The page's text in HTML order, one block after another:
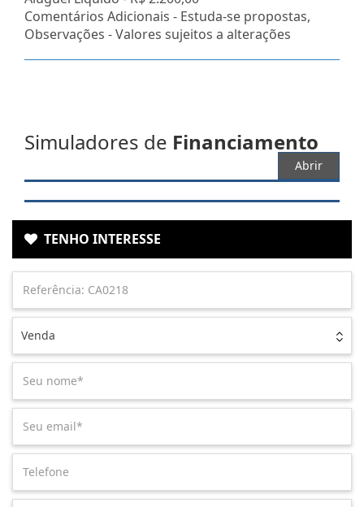
Comentários Adicionais - Estuda-se propostas,
Observações - Valores sujeitos a alterações
Simuladores de Financiamento
Abrir
TENHO INTERESSE
Venda